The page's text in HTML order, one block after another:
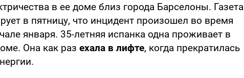
в ее доме близ города Барселоны. Газета
в пятницу, что инцидент произошел во время
января. 35-летняя испанка одна проживает в
Она как раз ехала в лифте, когда прекратилась